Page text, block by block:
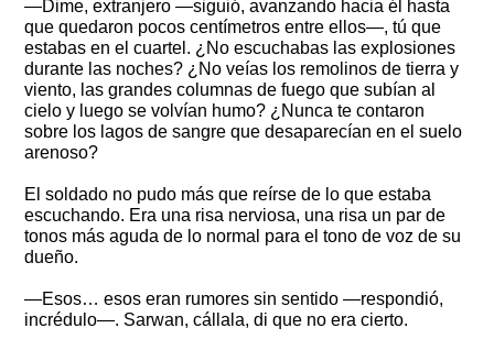
—Dime, extranjero —siguió, avanzando hacia él hasta
que quedaron pocos centímetros entre ellos—, tú que
estabas en el cuartel. ¿No escuchabas las explosiones
durante las noches? ¿No veías los remolinos de tierra y
viento, las grandes columnas de fuego que subían al
cielo y luego se volvían humo? ¿Nunca te contaron
sobre los lagos de sangre que desaparecían en el suelo
arenoso?
El soldado no pudo más que reírse de lo que estaba
escuchando. Era una risa nerviosa, una risa un par de
tonos más aguda de lo normal para el tono de voz de su
dueño.
—Esos… esos eran rumores sin sentido —respondió,
incrédulo—. Sarwan, cállala, di que no era cierto.